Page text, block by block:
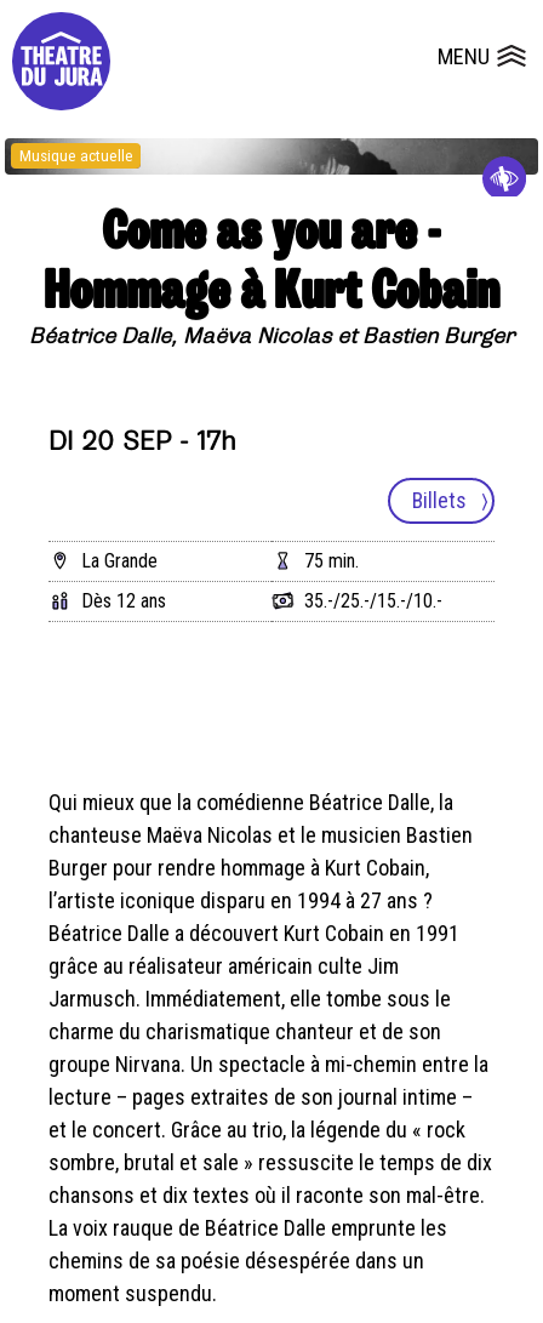
MENU
Presse
Salles
Dépôts de dossiers
Musique actuelle
Come as you are -
Hommage à Kurt Cobain
Béatrice Dalle, Maëva Nicolas et Bastien Burger
Qui mieux que la comédienne Béatrice Dalle, la
chanteuse Maëva Nicolas et le musicien Bastien
Burger pour rendre hommage à Kurt Cobain,
l’artiste iconique disparu en 1994 à 27 ans ?
Béatrice Dalle a découvert Kurt Cobain en 1991
grâce au réalisateur américain culte Jim
Jarmusch. Immédiatement, elle tombe sous le
charme du charismatique chanteur et de son
groupe Nirvana. Un spectacle à mi-chemin entre la
lecture – pages extraites de son journal intime –
et le concert. Grâce au trio, la légende du « rock
sombre, brutal et sale » ressuscite le temps de dix
chansons et dix textes où il raconte son mal-être.
La voix rauque de Béatrice Dalle emprunte les
chemins de sa poésie désespérée dans un
moment suspendu.
Billets
DI 20 SEP - 17h
La Grande
75 min.
Dès 12 ans
35.-/25.-/15.-/10.-